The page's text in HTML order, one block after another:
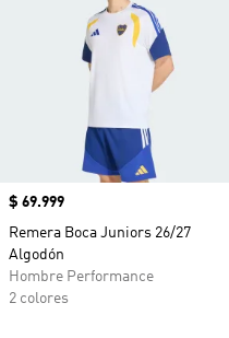
Precio
$ 69.999
Remera Boca Juniors 26/27
Algodón
Hombre Performance
2 colores